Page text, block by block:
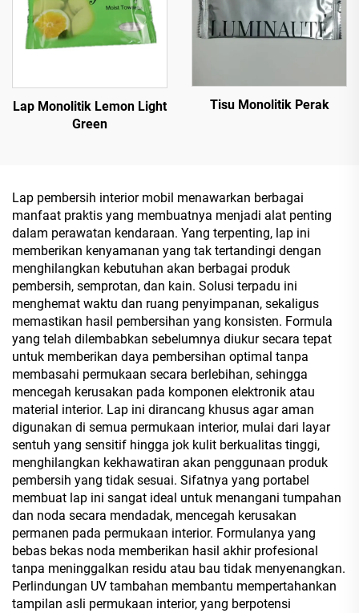
Lap Monolitik Lemon Light
Green
Tisu Monolitik Perak
Lap pembersih interior mobil menawarkan berbagai
manfaat praktis yang membuatnya menjadi alat penting
dalam perawatan kendaraan. Yang terpenting, lap ini
memberikan kenyamanan yang tak tertandingi dengan
menghilangkan kebutuhan akan berbagai produk
pembersih, semprotan, dan kain. Solusi terpadu ini
menghemat waktu dan ruang penyimpanan, sekaligus
memastikan hasil pembersihan yang konsisten. Formula
yang telah dilembabkan sebelumnya diukur secara tepat
untuk memberikan daya pembersihan optimal tanpa
membasahi permukaan secara berlebihan, sehingga
mencegah kerusakan pada komponen elektronik atau
material interior. Lap ini dirancang khusus agar aman
digunakan di semua permukaan interior, mulai dari layar
sentuh yang sensitif hingga jok kulit berkualitas tinggi,
menghilangkan kekhawatiran akan penggunaan produk
pembersih yang tidak sesuai. Sifatnya yang portabel
membuat lap ini sangat ideal untuk menangani tumpahan
dan noda secara mendadak, mencegah kerusakan
permanen pada permukaan interior. Formulanya yang
bebas bekas noda memberikan hasil akhir profesional
tanpa meninggalkan residu atau bau tidak menyenangkan.
Perlindungan UV tambahan membantu mempertahankan
tampilan asli permukaan interior, yang berpotensi